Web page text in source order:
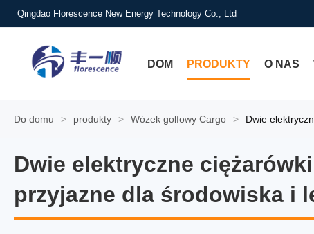
Qingdao Florescence New Energy Technology Co., Ltd
DOM PRODUKTY O NAS
Do domu > produkty > Wózek golfowy Cargo > Dwie
Dwie elektryczne
przyjazne dla środowiska i
Dwie elektryczne